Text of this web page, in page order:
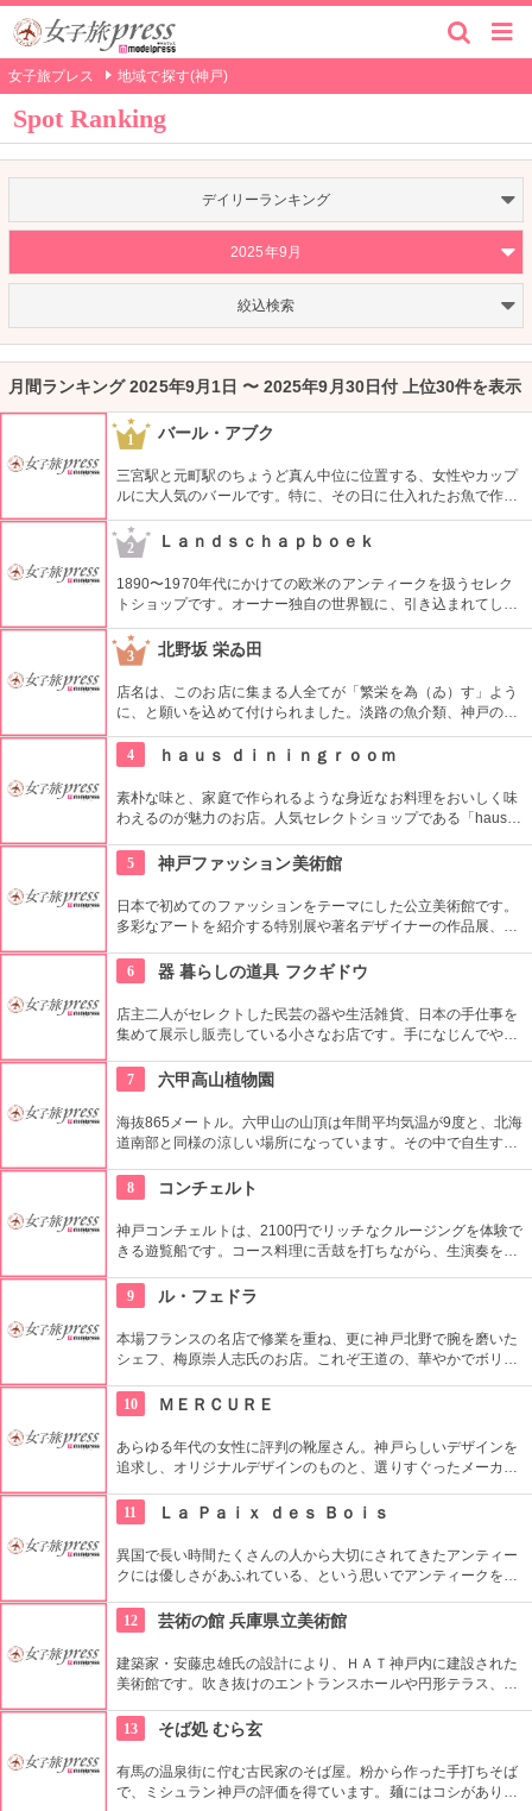
女子旅プレス 地域で探す(神戸)
Spot Ranking
デイリーランキング
2025年9月
絞込検索
月間ランキング 2025年9月1日 〜 2025年9月30日付 上位30件を表示
1 バール・アブク
三宮駅と元町駅のちょうど真ん中位に位置する、女性やカップ
ルに大人気のバールです。特に、その日に仕入れたお魚で作る
アクアパッツァは皆が注文する一品です。ワインの種類も豊富
にあり、フレンドリーな店員さんに好みを伝えればピッタリの
ものを見つけてくれます♪とにかく人気なので、予約していっ
た方が安全です。
2 Ｌａｎｄｓｃｈａｐｂｏｅｋ
1890〜1970年代にかけての欧米のアンティークを扱うセレク
トショップです。オーナー独自の世界観に、引き込まれてしま
いそう。雑貨や置物、スプーンなどの食器類なども扱ってお
り、世界観の合う人にはたまらない品々がお店で待っていま
す。
3 北野坂 栄ゐ田
店名は、このお店に集まる人全てが「繁栄を為（ゐ）す」よう
に、と願いを込めて付けられました。淡路の魚介類、神戸の野
菜、常時約50種類、全国の蔵元から直接取り寄せる無濾過日本
酒が自慢です。旨いお料理に旨いお酒。幸せな時間を過ごすこ
4 ｈａｕｓ ｄｉｎｉｎｇｒｏｏｍ
素朴な味と、家庭で作られるような身近なお料理をおいしく味
わえるのが魅力のお店。人気セレクトショップである「haus」
教会のイスやアーチ型の窓で薄ぼんやりとした明りのもと、相
手と距離を縮められそうな空間です。
5 神戸ファッション美術館
日本で初めてのファッションをテーマにした公立美術館です。
多彩なアートを紹介する特別展や著名デザイナーの作品展、ラ
な方、ファッション業界の方、ファッションを学ぶ方、必見で
す。
6 器 暮らしの道具 フクギドウ
店主二人がセレクトした民芸の器や生活雑貨、日本の手仕事を
集めて展示し販売している小さなお店です。手になじんでやさ
ます。不定期でイベントや作品の展示会を開催しています。
7 六甲高山植物園
海抜865メートル。六甲山の山頂は年間平均気温が9度と、北海
道南部と同様の涼しい場所になっています。その中で自生する
きます。冬季は休業中なので、春の開園を待ちましょう。
8 コンチェルト
神戸コンチェルトは、2100円でリッチなクルージングを体験で
きる遊覧船です。コース料理に舌鼓を打ちながら、生演奏を聴
日・夜景と、どの時間帯でも感動的な景色を眺められます。
9 ル・フェドラ
本場フランスの名店で修業を重ね、更に神戸北野で腕を磨いた
シェフ、梅原崇人志氏のお店。これぞ王道の、華やかでボリュ
その料理を置く食器にも大変なこだわりを持ち、存在感のある
料理に華を添えている。
10 ＭＥＲＣＵＲＥ
あらゆる年代の女性に評判の靴屋さん。神戸らしいデザインを
追求し、オリジナルデザインのものと、選りすぐったメーカー
ーズナブルで、まとめ買いできちゃうのも魅力的ですよね。
11 Ｌａ Ｐａｉｘ ｄｅｓ Ｂｏｉｓ
異国で長い時間たくさんの人から大切にされてきたアンティー
クには優しさがあふれている、という思いでアンティークを扱
おり、どれも確かに優しい印象を与えてくれます。店内の席か
らは、隣接する文化財である洋館などが見えるそうですよ。
12 芸術の館 兵庫県立美術館
建築家・安藤忠雄氏の設計により、ＨＡＴ神戸内に建設された
美術館です。吹き抜けのエントランスホールや円形テラス、海
示室では兵庫県ゆかりの作家を中心とし、国内外約８０００点
の作品を展示しています。美術情報センターや、アトリエ、レ
ストランもあります。
13 そば処 むら玄
有馬の温泉街に佇む古民家のそば屋。粉から作った手打ちそば
で、ミシュラン神戸の評価を得ています。麺にはコシがあり、